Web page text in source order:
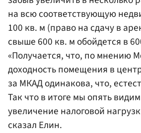
на всю соответствующую
100 кв. м (право на сдачу в
свыше 600 кв. м обойдется в
«Получается, что, по мнению
доходность помещения в
за МКАД одинакова, что,
Так что в итоге мы опять
увеличение налоговой
сказал Елин.